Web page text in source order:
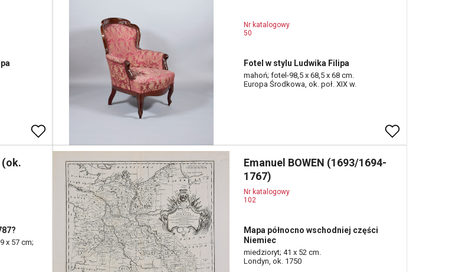
Nr katalogowy
50
Fotel w stylu Ludwika Filipa
mahoń; fotel-98,5 x 68,5 x 68 cm.
Europa Środkowa, ok. poł. XIX w.
(ok.
x 57 cm;
Emanuel BOWEN (1693/1694-
1767)
Nr katalogowy
102
Mapa północno wschodniej części
Niemiec
miedzioryt; 41 x 52 cm.
Londyn, ok. 1750